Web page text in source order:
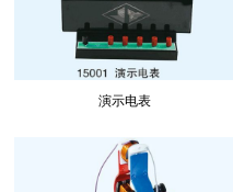
演示电表